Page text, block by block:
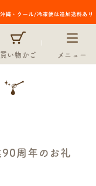
買い物かご メニュー
90周年のお礼